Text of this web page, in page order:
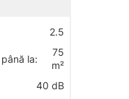
2.5
la:
75
m²
40 dB